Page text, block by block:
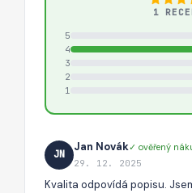
1
5
4
3
2
1
JN
Jan Novák✓ ověřený
29. 12. 2025
Kvalita odpovídá popisu.